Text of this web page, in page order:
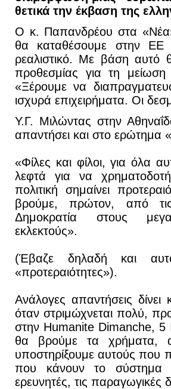
θετικά την έκβαση της
Ο κ. Παπανδρέου στα
θα καταθέσουμε στην ΕΕ
ρεαλιστικό. Με βάση αυτό
προθεσμίας για τη
«Ξέρουμε να
ισχυρά επιχειρήματα. Οι
Υ.Γ. Μιλώντας στην
απαντήσει και στο ερώτημα
«Φίλες και φίλοι, για όλα
λεφτά για να
πολιτική σημαίνει
βρούμε, πρώτον, από
Δημοκρατία στους
εκλεκτούς».
(Έβαζε δηλαδή και
«προτεραιότητες»).
Ανάλογες απαντήσεις
όταν στριμώχνεται πολύ,
στην Humanite Dimanche,
θα βρούμε τα χρήματα,
υποστηρίξουμε αυτούς που
που κάνουν το σύστημα
ερευνητές, τις